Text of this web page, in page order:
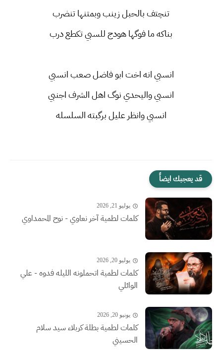
تنچتف بالحبل زينب وبمتنها تنضرب
بناكه ما فوگها هودج للسبي تكطع درب
انسبي انه اخت ابو فاضل صعب انسبي
انسبي واليحدي نوگ اهل الشرف اجنبي
انسبي وانظر عليل برگبته السلسله
قد يعجبك ايضاً
يوليو 21, 2026
كلمات لطمية آخر نعاوي - نوح المحمداوي
يوليو 20, 2026
كلمات لطمية اتحملونه الليله فدوه - علي
الوائلي
يونيو 20, 2026
كلمات لطمية بطلة كربلاء سيد سلام
الحسيني